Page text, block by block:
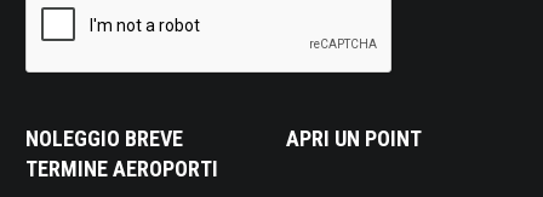
NOLEGGIO BREVE
TERMINE AEROPORTI
APRI UN POINT